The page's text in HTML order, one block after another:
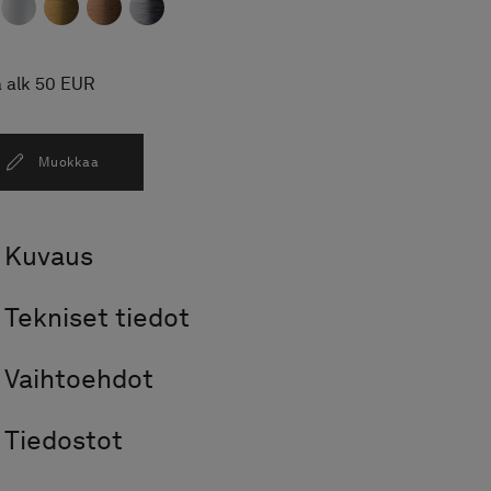
alk 50 EUR
Muokkaa
Kuvaus
Tekniset tiedot
Vaihtoehdot
Tiedostot